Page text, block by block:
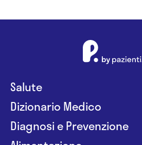
Salute
Dizionario Medico
Diagnosi e Prevenzione